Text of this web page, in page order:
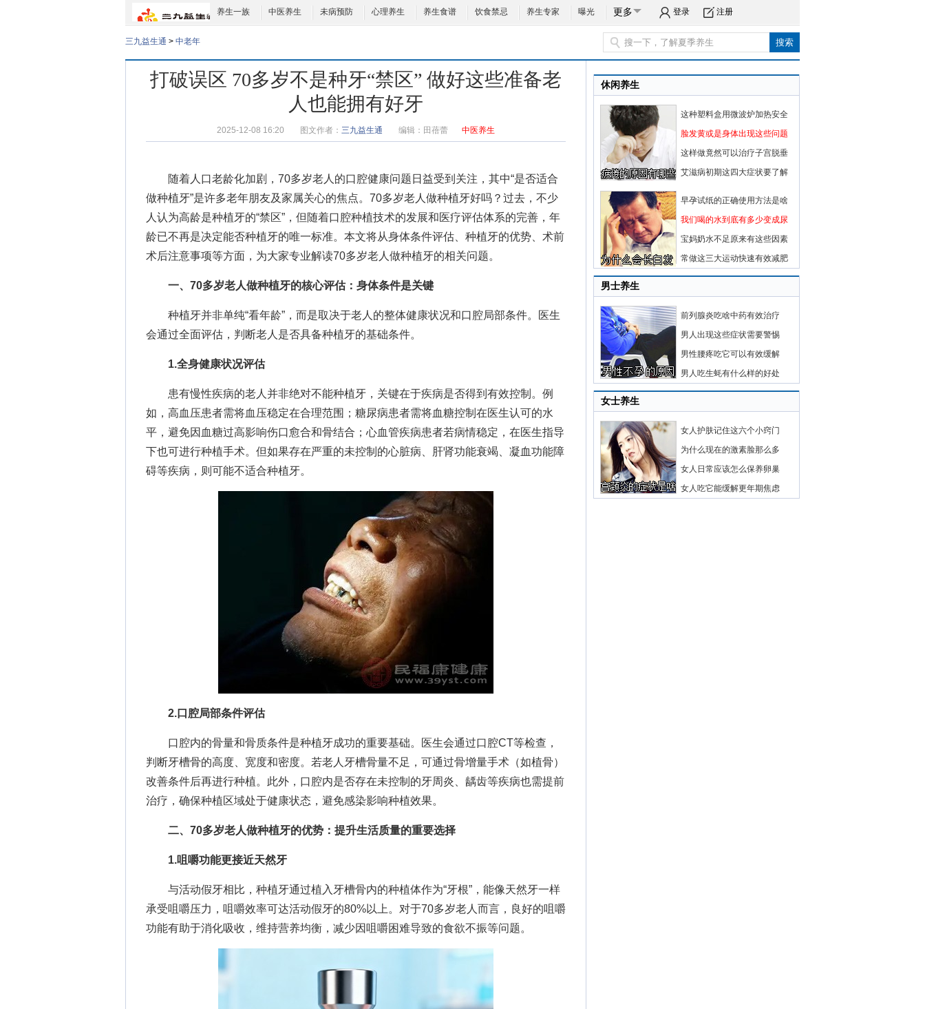
养生一族 中医养生 未病预防 心理养生 养生食谱 饮食禁忌 养生专家 曝光 更多 登录 注册
三九益生通 > 中老年
打破误区 70多岁不是种牙“禁区” 做好这些准备老
人也能拥有好牙
2025-12-08 16:20 图文作者： 三九益生通 编辑： 田蓓蕾 中医养生
随着人口老龄化加剧，70多岁老人的口腔健康问题日益受到关注，其中“是否适合
做种植牙”是许多老年朋友及家属关心的焦点。 70多岁老人做种植牙好吗 ？过去，不少
人认为高龄是种植牙的“禁区”，但随着口腔种植技术的发展和医疗评估体系的完善，年
龄已不再是决定能否种植牙的唯一标准。本文将从身体条件评估、种植牙的优势、术前
术后注意事项等方面，为大家专业解读70多岁老人做种植牙的相关问题。
一、70多岁老人做种植牙的核心评估：身体条件是关键
种植牙并非单纯“看年龄”，而是取决于老人的整体健康状况和口腔局部条件。医生
会通过全面评估，判断老人是否具备种植牙的基础条件。
1.全身健康状况评估
患有慢性疾病的老人并非绝对不能种植牙，关键在于疾病是否得到有效控制。例
如，高血压患者需将血压稳定在合理范围；糖尿病患者需将血糖控制在医生认可的水
平，避免因血糖过高影响伤口愈合和骨结合；心血管疾病患者若病情稳定，在医生指导
下也可进行种植手术。但如果存在严重的未控制的心脏病、肝肾功能衰竭、凝血功能障
碍等疾病，则可能不适合种植牙。
2.口腔局部条件评估
口腔内的骨量和骨质条件是种植牙成功的重要基础。医生会通过口腔CT等检查，
判断牙槽骨的高度、宽度和密度。若老人牙槽骨量不足，可通过骨增量手术（如植骨）
改善条件后再进行种植。此外，口腔内是否存在未控制的牙周炎、龋齿等疾病也需提前
治疗，确保种植区域处于健康状态，避免感染影响种植效果。
二、70多岁老人做种植牙的优势：提升生活质量的重要选择
1.咀嚼功能更接近天然牙
与活动假牙相比，种植牙通过植入牙槽骨内的种植体作为“牙根”，能像天然牙一样
承受咀嚼压力，咀嚼效率可达活动假牙的80%以上。对于70多岁老人而言，良好的咀嚼
功能有助于消化吸收，维持营养均衡，减少因咀嚼困难导致的食欲不振等问题。
休闲养生
这种塑料盒用微波炉加热安全
脸发黄或是身体出现这些问题
这样做竟然可以治疗子宫脱垂
艾滋病初期这四大症状要了解
早孕试纸的正确使用方法是啥
我们喝的水到底有多少变成尿
宝妈奶水不足原来有这些因素
常做这三大运动快速有效减肥
男士养生
前列腺炎吃啥中药有效治疗
男人出现这些症状需要警惕
男性腰疼吃它可以有效缓解
男人吃生蚝有什么样的好处
女士养生
女人护肤记住这六个小窍门
为什么现在的激素脸那么多
女人日常应该怎么保养卵巢
女人吃它能缓解更年期焦虑